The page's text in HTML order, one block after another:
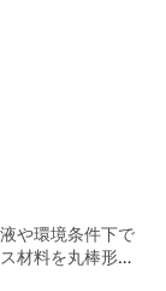
法精度・優れた
Made-to-
仕様のカスタマイ
お気軽にお問い
、微細なダイヤ
であり、超硬材
しています。 ま
、非鉄金属加
されています。
や長寿命工具用
摩耗部品・精密
や環境条件下で
材料を丸棒形状